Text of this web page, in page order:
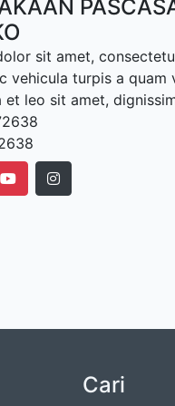
sit amet,
vehicula turpis a quam
et leo sit amet,
Cari